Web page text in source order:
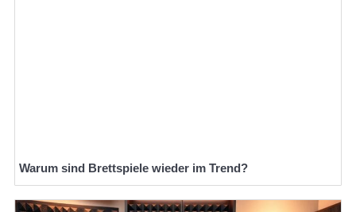
Warum sind Brettspiele wieder im Trend?